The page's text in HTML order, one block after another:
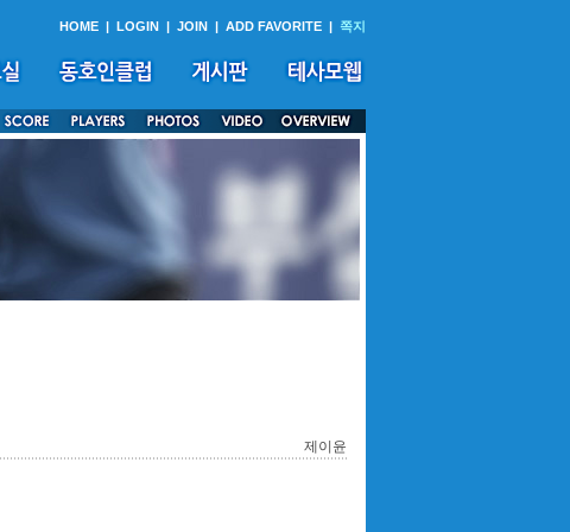
HOME | LOGIN | JOIN | ADD FAVORITE | 쪽지
제이윤